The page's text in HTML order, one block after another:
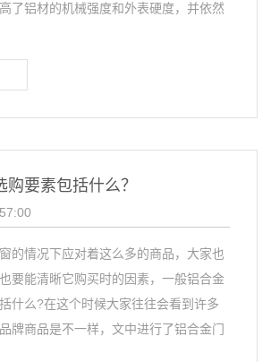
了铝材的机械强度和外表硬度，并依然
要素包括什么？
的情况下应对着这么多的商品，大家也
要能清晰它购买时的因素，一般铝合金
什么?在这个时候大家往往会看到许多
牌商品是不一样，文中进行了铝合金门